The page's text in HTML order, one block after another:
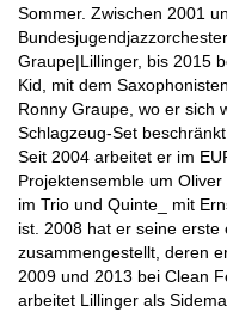
Sommer. Zwischen 2001
Graupe|Lillinger, bis 2015
Kid, mit dem
Ronny Graupe, wo er sich
Schlagzeug-Set beschränkt.
Seit 2004 arbeitet er im
Projektensemble um
im Trio und Quinte_ mit
ist. 2008 hat er seine erste
zusammengestellt, deren
2009 und 2013 bei Clean
arbeitet Lillinger als